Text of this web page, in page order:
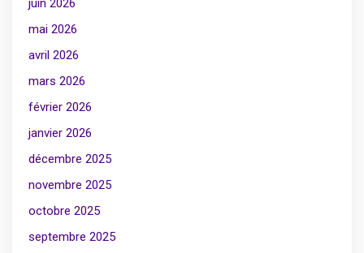
juin 2026
mai 2026
avril 2026
mars 2026
février 2026
janvier 2026
décembre 2025
novembre 2025
octobre 2025
septembre 2025